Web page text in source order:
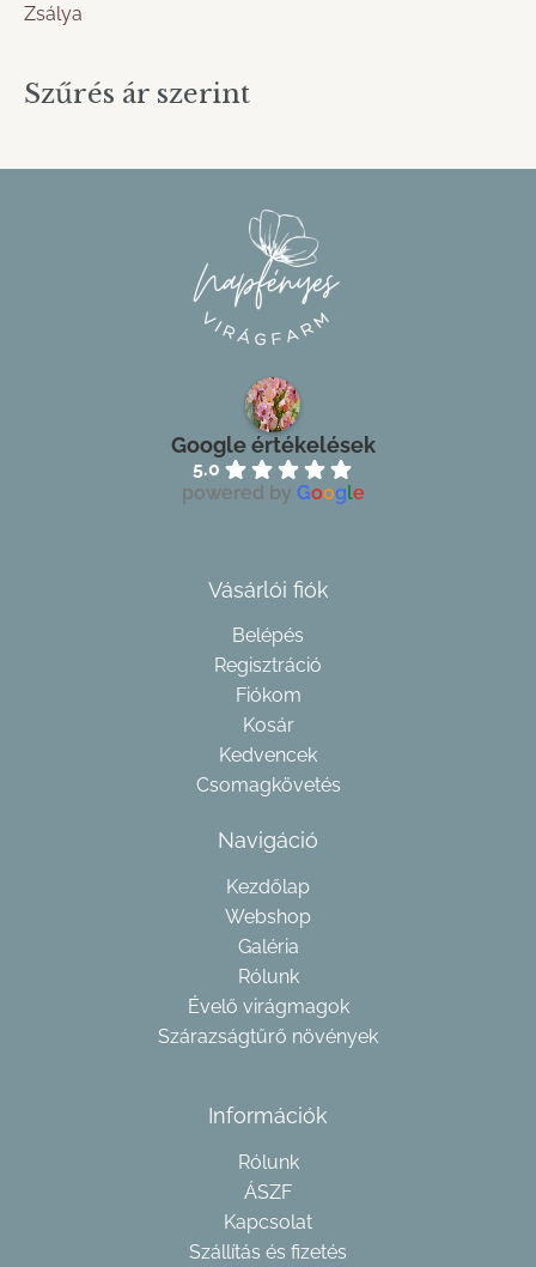
Zsálya
Szűrés ár szerint
Google értékelések
5.0
powered by Google
Vásárlói fiók
Belépés
Regisztráció
Fiókom
Kosár
Kedvencek
Csomagkövetés
Navigáció
Kezdőlap
Webshop
Galéria
Rólunk
Évelő virágmagok
Szárazságtűrő növények
Információk
Rólunk
ÁSZF
Kapcsolat
Szállítás és fizetés